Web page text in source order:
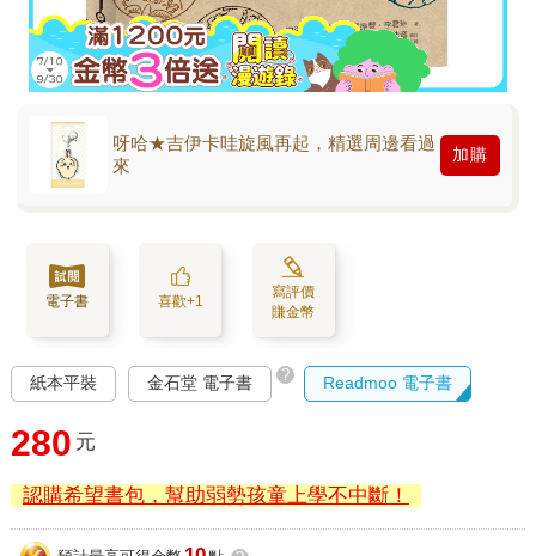
呀哈★吉伊卡哇旋風再起，精選周邊看過
來
加購
電子書 喜歡+1
寫評價
賺金幣
紙本平裝 金石堂 電子書 ? Readmoo 電子書
280 元
認購希望書包，幫助弱勢孩童上學不中斷！